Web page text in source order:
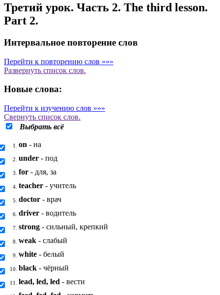
Третий урок. Часть 2. The third lesson.
Part 2.
Интервальное повторение слов
Перейти к повторению слов »»»
Развернуть список слов.
Новые слова:
Перейти к изучению слов »»»
Свернуть список слов.
Выбрать всё
1. on - на
2. under - под
3. for - для, за
4. teacher - учитель
5. doctor - врач
6. driver - водитель
7. strong - сильный, крепкий
8. weak - слабый
9. white - белый
10. black - чёрный
11. lead, led, led - вести